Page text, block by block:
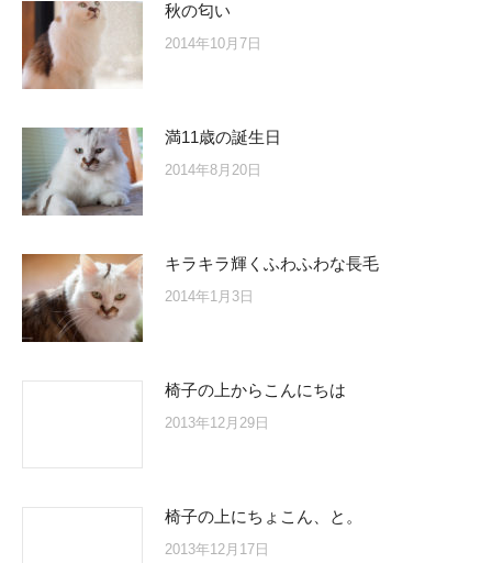
秋の匂い
2014年10月7日
満11歳の誕生日
2014年8月20日
キラキラ輝くふわふわな長毛
2014年1月3日
椅子の上からこんにちは
2013年12月29日
椅子の上にちょこん、と。
2013年12月17日